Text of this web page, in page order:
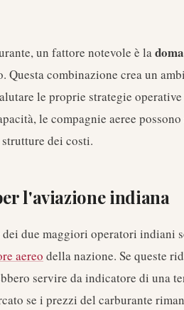
un fattore notevole è la
Questa combinazione crea un
le proprie strategie
le compagnie aeree
dei costi.
l'aviazione indiana
due maggiori operatori indiani
aereo della nazione. Se queste
servire da indicatore di una
se i prezzi del carburante